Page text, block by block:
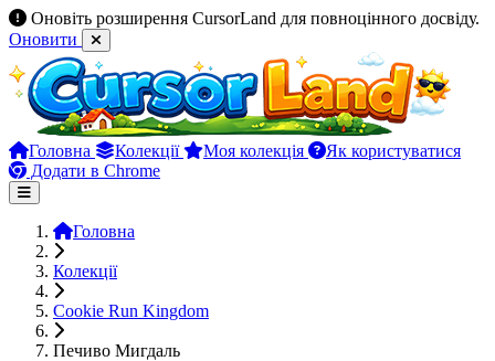
Оновіть розширення CursorLand для повноцінного досвіду.
Оновити
Головна Колекції Моя колекція
Як користуватися
Додати в Chrome
Головна
Колекції
Cookie Run Kingdom
Печиво Мигдаль